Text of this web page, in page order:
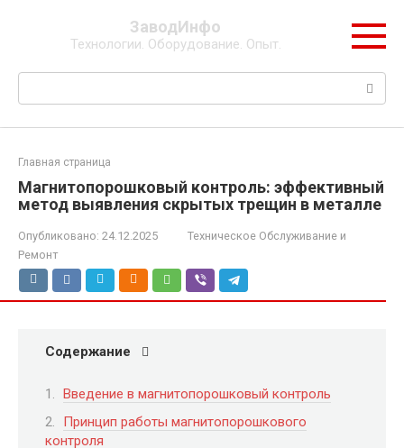
ЗаводИнфо
Технологии. Оборудование. Опыт.
Поиск:
Главная страница
Магнитопорошковый контроль: эффективный
метод выявления скрытых трещин в металле
Опубликовано: 24.12.2025
Техническое Обслуживание и
Ремонт
Содержание
Введение в магнитопорошковый контроль
Принцип работы магнитопорошкового
контроля